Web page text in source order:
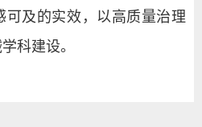
可及的实效，以高质量治理
科建设。